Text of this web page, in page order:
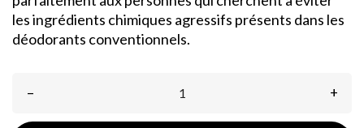
les ingrédients chimiques agressifs présents dans les
déodorants conventionnels.
– +